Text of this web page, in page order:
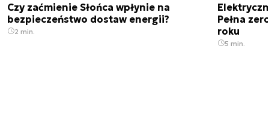
Czy zaćmienie Słońca wpłynie na
bezpieczeństwo dostaw energii?
2 min.
Pełna
roku
5 min.